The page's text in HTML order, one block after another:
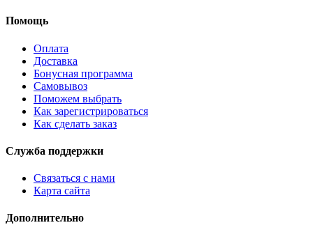
Помощь
Оплата
Доставка
Бонусная программа
Самовывоз
Поможем выбрать
Как зарегистрироваться
Как сделать заказ
Служба поддержки
Связаться с нами
Карта сайта
Дополнительно